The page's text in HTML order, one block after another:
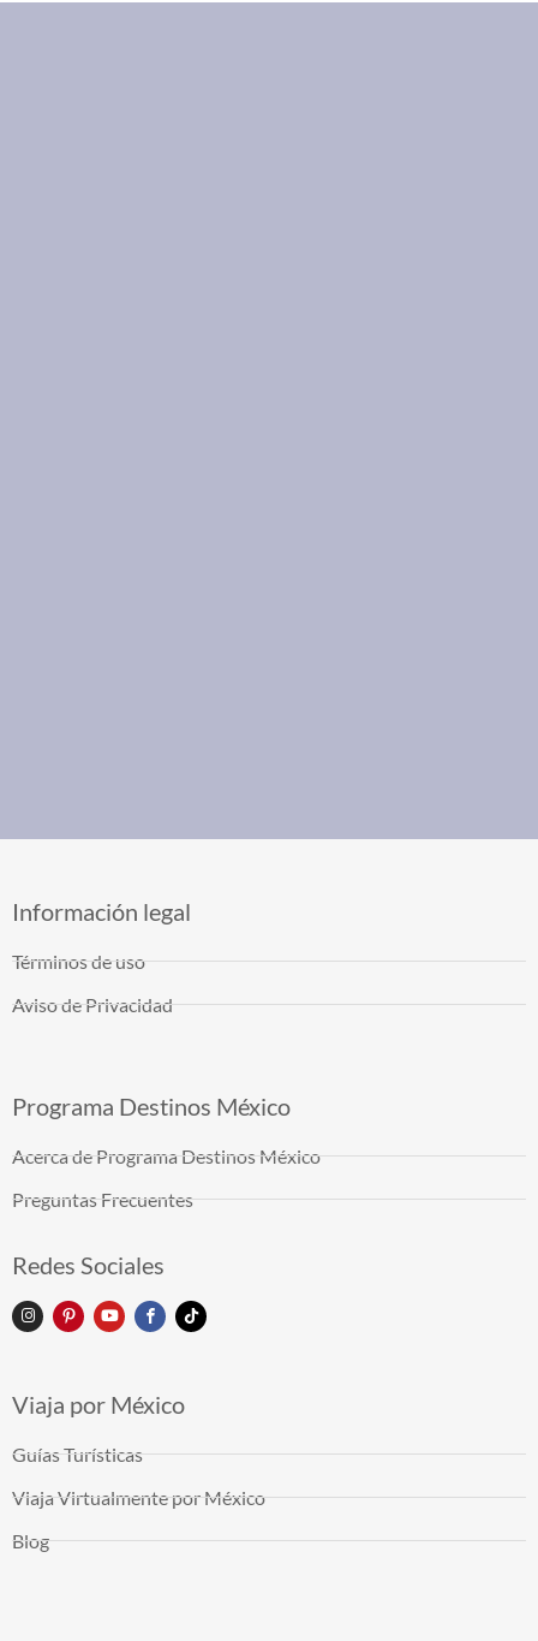
Información legal
Términos de uso
Aviso de Privacidad
Programa Destinos México
Acerca de Programa Destinos México
Preguntas Frecuentes
Redes Sociales
Viaja por México
Guías Turísticas
Viaja Virtualmente por México
Blog